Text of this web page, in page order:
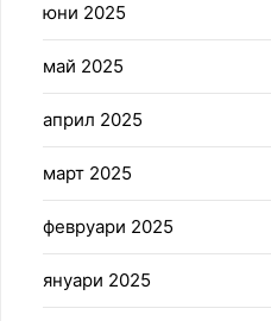
юни 2025
май 2025
април 2025
март 2025
февруари 2025
януари 2025